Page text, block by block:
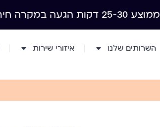
ממוצע 25-30 דקות הגעה במקרה חירום 24 שעות
השרותים שלנו איזורי שירות